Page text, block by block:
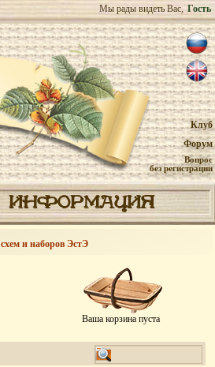
Мы рады видеть Вас, Гость
Клуб
Форум
Вопрос
без регистрации
ИНФОРМАЦИЯ
схем и наборов ЭстЭ
Ваша корзина пуста